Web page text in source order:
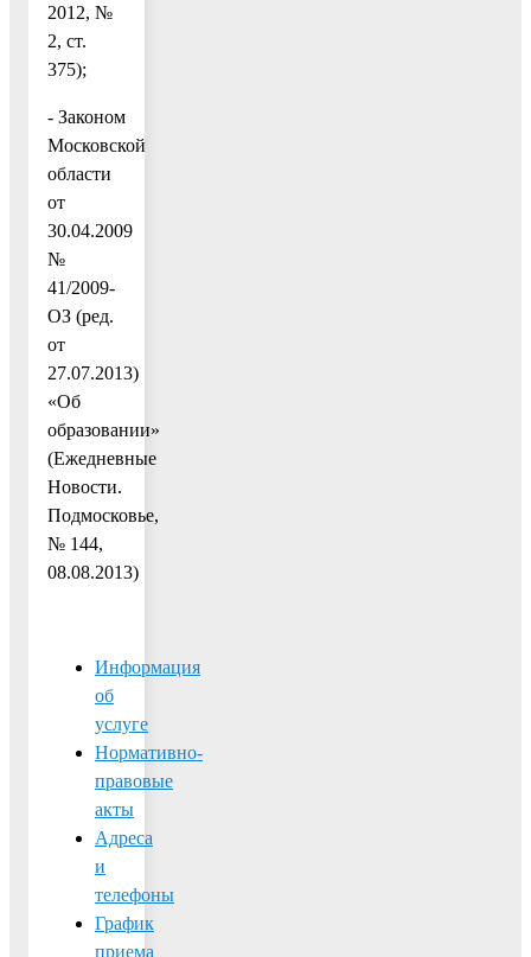
2012, №
2, ст.
375);
- Законом
Московской
области
от
30.04.2009
№
41/2009-
ОЗ (ред.
от
27.07.2013)
«Об
образовании»
(Ежедневные
Новости.
Подмосковье,
№ 144,
08.08.2013)
Информация
об
услуге
Нормативно-
правовые
акты
Адреса
и
телефоны
График
приема